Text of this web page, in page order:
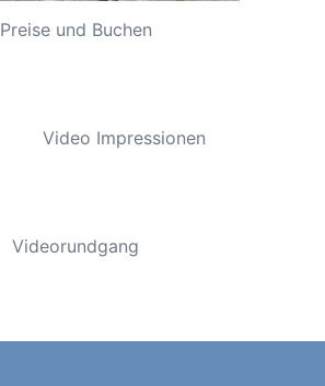
Preise und Buchen
Video Impressionen
Videorundgang